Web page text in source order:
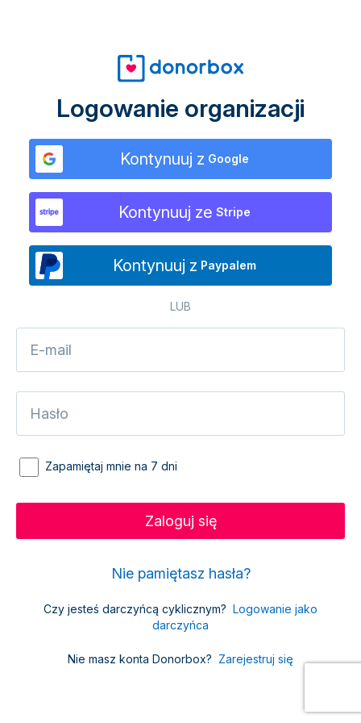
Logowanie organizacji
Kontynuuj z Google
Kontynuuj ze Stripe
Kontynuuj z Paypalem
LUB
Zapamiętaj mnie na 7 dni
Nie pamiętasz hasła?
Czy jesteś darczyńcą cyklicznym? Logowanie jako
darczyńca
Nie masz konta Donorbox? Zarejestruj się